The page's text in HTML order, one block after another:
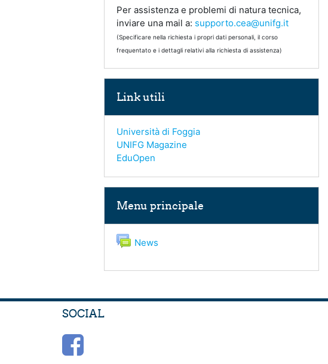
Per assistenza e problemi di natura tecnica,
inviare una mail a: supporto.cea@unifg.it
(Specificare nella richiesta i propri dati personali, il corso
frequentato e i dettagli relativi alla richiesta di assistenza)
Link utili
Università di Foggia
UNIFG Magazine
EduOpen
Menu principale
News
SOCIAL